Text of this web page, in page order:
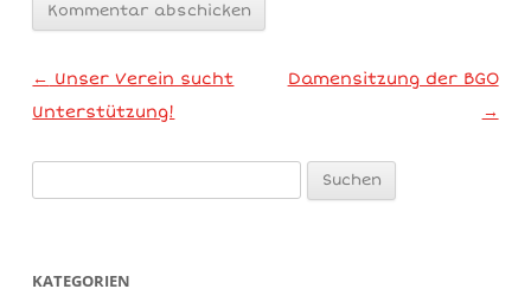
Artikel-Navigation
← Unser Verein sucht
Unterstützung!
Damensitzung der BGO
→
KATEGORIEN